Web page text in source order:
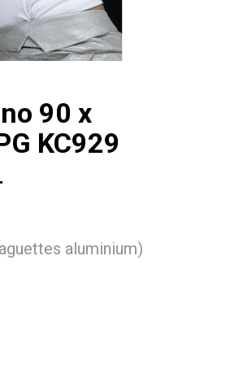
90 x
KC929
aluminium)